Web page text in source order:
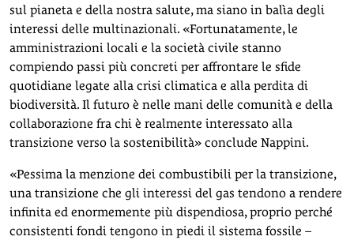
sul pianeta e della nostra salute, ma siano in balìa degli
interessi delle multinazionali. «Fortunatamente, le
amministrazioni locali e la società civile stanno
compiendo passi più concreti per affrontare le sfide
quotidiane legate alla crisi climatica e alla perdita di
biodiversità. Il futuro è nelle mani delle comunità e della
collaborazione fra chi è realmente interessato alla
transizione verso la sostenibilità» conclude Nappini.
«Pessima la menzione dei combustibili per la transizione,
una transizione che gli interessi del gas tendono a rendere
infinita ed enormemente più dispendiosa, proprio perché
consistenti fondi tengono in piedi il sistema fossile –